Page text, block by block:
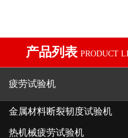
产品列表 PRODUCT
疲劳试验机
金属材料断裂韧度试验机
热机械疲劳试验机